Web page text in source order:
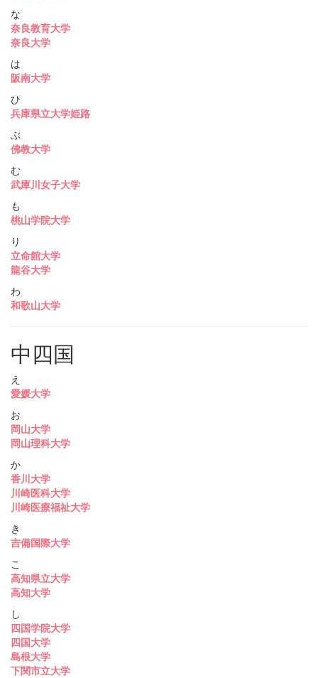
な
奈良教育大学
奈良大学
は
阪南大学
ひ
兵庫県立大学姫路
ぶ
佛教大学
む
武庫川女子大学
も
桃山学院大学
り
立命館大学
龍谷大学
わ
和歌山大学
中四国
え
愛媛大学
お
岡山大学
岡山理科大学
か
香川大学
川崎医科大学
川崎医療福祉大学
き
吉備国際大学
こ
高知県立大学
高知大学
し
四国学院大学
四国大学
島根大学
下関市立大学